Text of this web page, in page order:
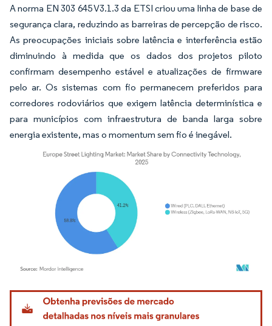
A norma EN 303 645 V3.1.3 da ETSI criou uma linha de base de
segurança clara, reduzindo as barreiras de percepção de risco.
As preocupações iniciais sobre latência e interferência estão
diminuindo à medida que os dados dos projetos piloto
confirmam desempenho estável e atualizações de firmware
pelo ar. Os sistemas com fio permanecem preferidos para
corredores rodoviários que exigem latência determinística e
para municípios com infraestrutura de banda larga sobre
energia existente, mas o momentum sem fio é inegável.
Imagem © Mordor Intelligence. O reuso requer atribuição conforme CC BY 4.0.